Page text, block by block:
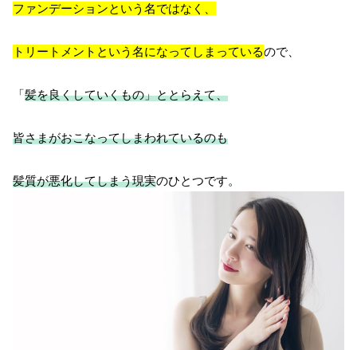
ファンデーションという名ではなく、
トリートメントという名になってしまっているので、
「髪を良くしていくもの」ととらえて、
皆さまがおこなってしまわれているのも
髪質が悪化してしまう現実のひとつです。